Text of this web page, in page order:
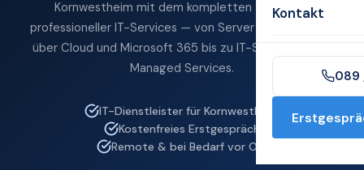
Kontakt
089
Kornwestheim mit dem kompletten Spektrum
professioneller IT-Services — von Server und Netzwerk
über Cloud und Microsoft 365 bis zu IT-Sicherheit und
Managed Services.
IT-Dienstleister für Kornwestheim
Kostenfreies Erstgespräch
Remote & bei Bedarf vor Ort